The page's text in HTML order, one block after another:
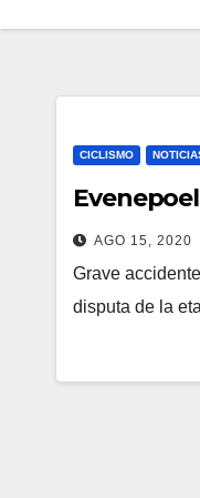
CICLISMO
AGO 15, 2020
Grave
disputa de la